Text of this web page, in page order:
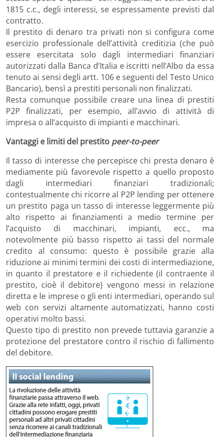
1815 c.c., degli interessi, se espressamente previsti dal
contratto.
Il prestito di denaro tra privati non si configura come
esercizio professionale dell’attività creditizia (che può
essere esercitata solo dagli intermediari finanziari
autorizzati dalla Banca d’Italia e iscritti nell’Albo da essa
tenuto ai sensi degli artt. 106 e seguenti del Testo Unico
Bancario), bensì a prestiti personali non finalizzati.
Resta comunque possibile creare una linea di prestiti
P2P finalizzati, per esempio, all’avvio di attività di
impresa o all’acquisto di impianti e macchinari.
Vantaggi e limiti del prestito peer-to-peer
Il tasso di interesse che percepisce chi presta denaro è
mediamente più favorevole rispetto a quello proposto
dagli intermediari finanziari tradizionali;
contestualmente chi ricorre al P2P lending per ottenere
un prestito paga un tasso di interesse leggermente più
alto rispetto ai finanziamenti a medio termine per
l’acquisto di macchinari, impianti, ecc., ma
notevolmente più basso rispetto ai tassi del normale
credito al consumo: questo è possibile grazie alla
riduzione ai minimi termini dei costi di intermediazione,
in quanto il prestatore e il richiedente (il contraente il
prestito, cioè il debitore) vengono messi in relazione
diretta e le imprese o gli enti intermediari, operando sul
web con servizi altamente automatizzati, hanno costi
operativi molto bassi.
Questo tipo di prestito non prevede tuttavia garanzie a
protezione del prestatore contro il rischio di fallimento
del debitore.